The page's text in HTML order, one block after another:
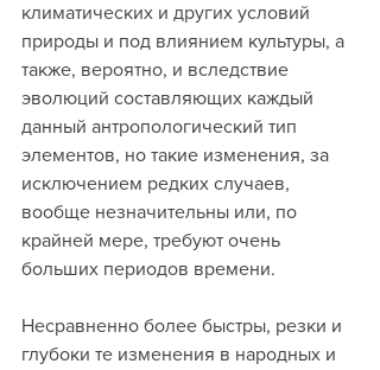
климатических и других условий
природы и под влиянием культуры, а
также, вероятно, и вследствие
эволюций составляющих каждый
данный антропологический тип
элементов, но такие изменения, за
исключением редких случаев,
вообще незначительны или, по
крайней мере, требуют очень
больших периодов времени.
Несравненно более быстры, резки и
глубоки те изменения в народных и